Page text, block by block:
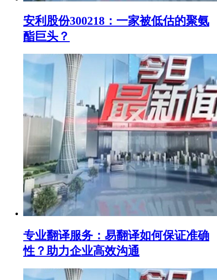
安利股份300218：一家被低估的聚氨
酯巨头？
专业翻译服务：易翻译如何保证准确
性？助力企业高效沟通